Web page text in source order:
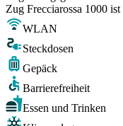
Zug Frecciarossa 1000
WLAN
Steckdosen
Gepäck
Barrierefreiheit
Essen und Trinken